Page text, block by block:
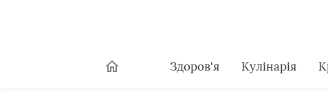
Здоров'я Кулінарія